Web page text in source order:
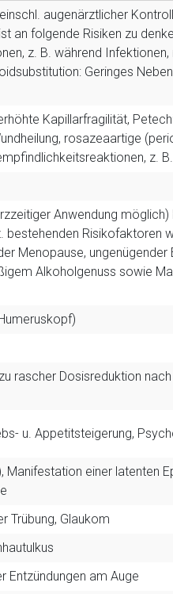
augenärztlicher
an folgende Risiken zu
z. B. während Infektionen,
Geringes
Kapillarfragilität,
rosazeaartige
z.
Anwendung möglich)
bestehenden Risikofaktoren
Menopause, ungenügender
Alkoholgenuss sowie
rascher Dosisreduktion
u. Appetitsteigerung,
einer latenten
Trübung, Glaukom
Entzündungen am Auge